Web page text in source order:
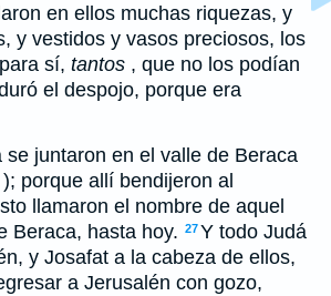
en ellos muchas riquezas, y
y vestidos y vasos preciosos, los
sí, tantos , que no los podían
el despojo, porque era
se juntaron en el valle de Beraca
); porque allí bendijeron al
llamaron el nombre de aquel
Beraca, hasta hoy. 27Y todo Judá
y Josafat a la cabeza de ellos,
a Jerusalén con gozo,